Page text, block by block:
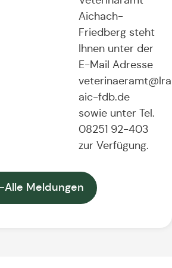
Aichach-
Friedberg steht
Ihnen unter der
E-Mail Adresse
aic-fdb.de
sowie unter Tel.
08251 92-403
zur Verfügung.
Alle Meldungen